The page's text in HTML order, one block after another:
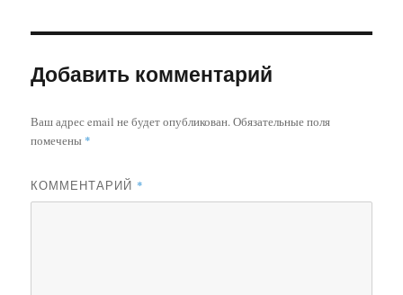
Добавить комментарий
Ваш адрес email не будет опубликован.Обязательные поля
помечены *
КОММЕНТАРИЙ *